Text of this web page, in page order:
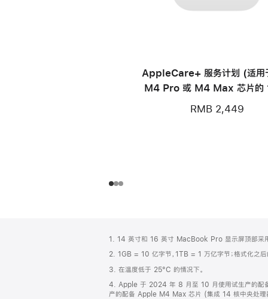
AppleCare+ 服务计划 (适用
M4 Pro 或 M4 Max 芯片的
RMB 2,449
页
脚
注
1. 14 英寸和 16 英寸 MacBook Pro 显示屏顶部采用
2. 1GB = 10 亿字节，1TB = 1 万亿字节；格式化之后
3. 在温度低于 25°C 的情况下。
4. Apple 于 2024 年 8 月至 10 月使用试生产的配
产的配备 Apple M4 Max 芯片 (集成 14 核中央处理